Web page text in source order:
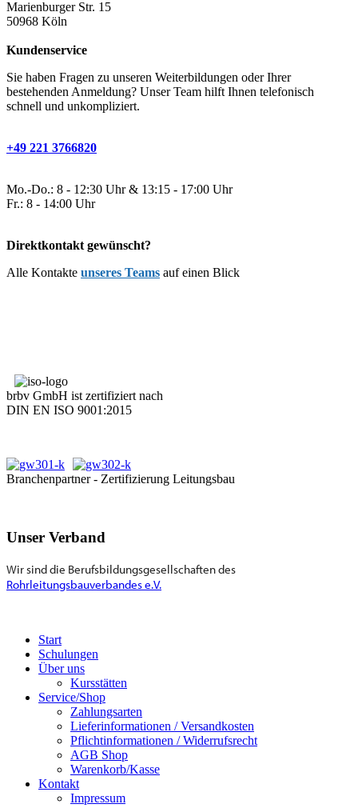
Marienburger Str. 15
50968 Köln
Kundenservice
Sie haben Fragen zu unseren Weiterbildungen oder Ihrer
bestehenden Anmeldung? Unser Team hilft Ihnen telefonisch
schnell und unkompliziert.
+49 221 3766820
Mo.-Do.: 8 - 12:30 Uhr & 13:15 - 17:00 Uhr
Fr.: 8 - 14:00 Uhr
Direktkontakt gewünscht?
Alle Kontakte unseres Teams auf einen Blick
brbv GmbH ist zertifiziert nach
DIN EN ISO 9001:2015
Branchenpartner - Zertifizierung Leitungsbau
Unser Verband
Wir sind die Berufsbildungsgesellschaften des
Rohrleitungsbauverbandes e.V.
Start
Schulungen
Über uns
Kursstätten
Service/Shop
Zahlungsarten
Lieferinformationen / Versandkosten
Pflichtinformationen / Widerrufsrecht
AGB Shop
Warenkorb/Kasse
Kontakt
Impressum